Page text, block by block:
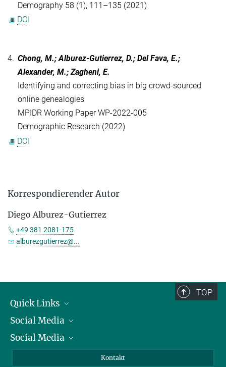
Demography 58 (1), 111–135 (2021)
DOI
4. Chong, M.; Alburez-Gutierrez, D.; Del Fava, E.;
Alexander, M.; Zagheni, E.
Identifying and correcting bias in big crowd-sourced
online genealogies
MPIDR Working Paper WP-2022-005
Demographic Research (2022)
DOI
Korrespondierender Autor
Diego Alburez-Gutierrez
+49 381 2081-175
alburezgutierrez@...
TOP
Quick Links
Präsident
Zahlen und Fakten
Social Media
Bluesky
Social Media
Kontakt